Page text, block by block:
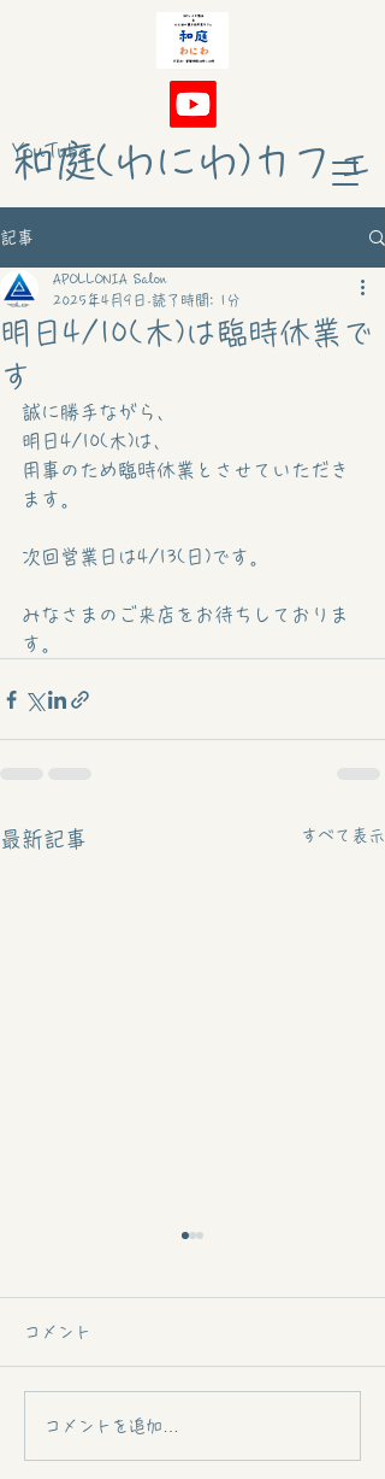
和庭(わにわ)カフェ
YouTube
記事
明日4/10(木)は臨時休業で
す
APOLLONIA Salon
2025年4月9日 読了時間: 1分
誠に勝手ながら、
明日4/10(木)は、
用事のため臨時休業とさせていただき
ます。
次回営業日は4/13(日)です。
みなさまのご来店をお待ちしておりま
す。
最新記事 すべて表示
コメント
コメントを追加…